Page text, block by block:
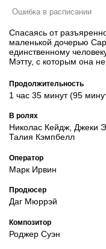
Ошибка в расписании
Спасаясь от
маленькой дочерью
единственному
Мэтту, с которым она
Продолжительность
1 час 35 минут (95
В ролях
Николас Кейдж, Джеки
Талия Кэмпбелл
Оператор
Марк Ирвин
Продюсер
Даг Мюррэй
Композитор
Роджер Суэн